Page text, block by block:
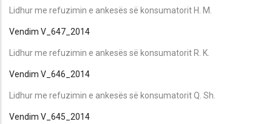
Lidhur me refuzimin e ankesës së konsumatorit H. M.
Vendim V_647_2014
Lidhur me refuzimin e ankesës së konsumatorit R. K.
Vendim V_646_2014
Lidhur me refuzimin e ankesës së konsumatorit Q. Sh.
Vendim V_645_2014